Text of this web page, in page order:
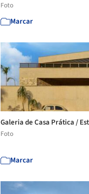
Foto
Marcar
Galeria de Casa Prática /
Foto
Marcar